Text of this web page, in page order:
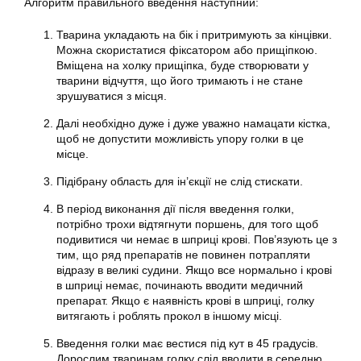
Тварина укладають на бік і притримують за кінцівки.
Можна скористатися фіксатором або прищіпкою.
Вміщена на холку прищіпка, буде створювати у
тварини відчуття, що його тримають і не стане
зрушуватися з місця.
Далі необхідно дуже і дуже уважно намацати кістка,
щоб не допустити можливість упору голки в це
місце.
Підібрану область для ін’єкції не слід стискати.
В період виконання дії після введення голки,
потрібно трохи відтягнути поршень, для того щоб
подивитися чи немає в шприці крові. Пов’язують це з
тим, що ряд препаратів не повинен потрапляти
відразу в великі судини. Якщо все нормально і крові
в шприці немає, починають вводити медичний
препарат. Якщо є наявність крові в шприці, голку
витягають і роблять прокол в іншому місці.
Введення голки має вестися під кут в 45 градусів.